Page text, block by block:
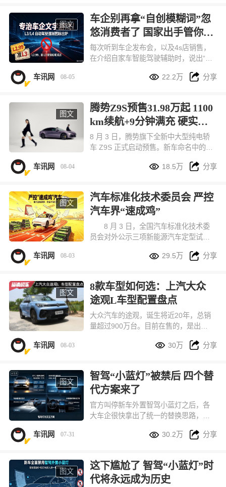
图文
车企别再拿“自创模糊词”忽
悠消费者了 国家出手管你们
来了
每次听到车企发布会，以及4s店销售，
在介绍自家车智能驾驶辅助时，说出“我
心生莫名反感。目前，国家标准只有从L
了！
车讯网 08-05  22.2万  分享
图文
腾势Z9S预售31.98万起 1100
km续航+9分钟满充 硬实力
拉满
8 月 3 日，腾势旗下全新中大型纯电轿
车 Z9S 正式启动预售。新车命名中的
行的科技豪华轿车，和腾势 Z9GT、百
术，组成品牌 9 系旗舰产品矩阵。本次
新车一共推出闪充尊荣型、闪充旗舰
型、易三方闪充性能型三款配置，预售
价格区间 31.98 万 - 38.98 万元，订车
用户还能享受多重预售专属福利。
车讯网 08-04  18.5万  分享
图文
汽车标准化技术委员会 严控
汽车界“速成鸡”
8 月 3 日，全国汽车标准化技术委
员会对外公示三项新能源汽车定型试验
期存在的压缩测试、仓促上市问题，直
按照新规草案，纯电、插混车型整车可
靠性行驶总里程统一提升至 3 万公里，
与燃油车现行测试标准完全对齐，通过
硬性标准从源头减少新车批量故障、安
全隐患。
车讯网 08-03  29.5万  分享
图文
8款车型如何选：上汽大众
途观L车型配置盘点
大众汽车的途观，诞生将近20年，总销
量超过900万台。目前在售的，是出众
将其车型配置进行一番盘点，供您选车
车讯网 08-03  30万  分享
图文
智驾“小蓝灯”被禁后 四个替
代方案来了
官方叫停新车外置智驾小蓝灯之后，各
大车企很快拿出了统一的替换思路，目
符合现有车灯国标，兼顾识别度、造车
车讯网 07-31  30.2万  分享
图文
这下尴尬了 智驾“小蓝灯”时
代将永远成为历史